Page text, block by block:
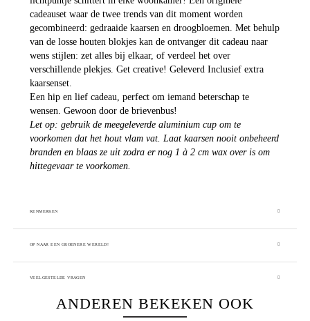
cadeauset waar de twee trends van dit moment worden
gecombineerd: gedraaide kaarsen en droogbloemen. Met behulp
van de losse houten blokjes kan de ontvanger dit cadeau naar
wens stijlen: zet alles bij elkaar, of verdeel het over
verschillende plekjes. Get creative! Geleverd Inclusief extra
kaarsenset.
Een hip en lief cadeau, perfect om iemand beterschap te
wensen. Gewoon door de brievenbus!
Let op: gebruik de meegeleverde aluminium cup om te
voorkomen dat het hout vlam vat. Laat kaarsen nooit onbeheerd
branden en blaas ze uit zodra er nog 1 à 2 cm wax over is om
hittegevaar te voorkomen.
KENMERKEN
OP NAAR EEN GROENERE WERELD!
VEELGESTELDE VRAGEN
ANDEREN BEKEKEN OOK